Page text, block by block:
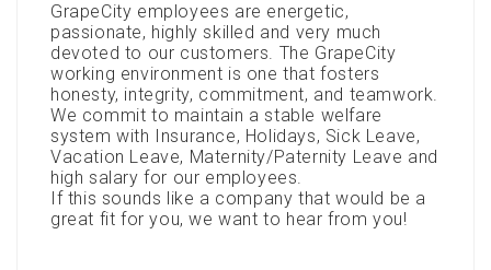
GrapeCity employees are energetic,
passionate, highly skilled and very much
devoted to our customers. The GrapeCity
working environment is one that fosters
honesty, integrity, commitment, and teamwork.
We commit to maintain a stable welfare
system with Insurance, Holidays, Sick Leave,
Vacation Leave, Maternity/Paternity Leave and
high salary for our employees.
If this sounds like a company that would be a
great fit for you, we want to hear from you!